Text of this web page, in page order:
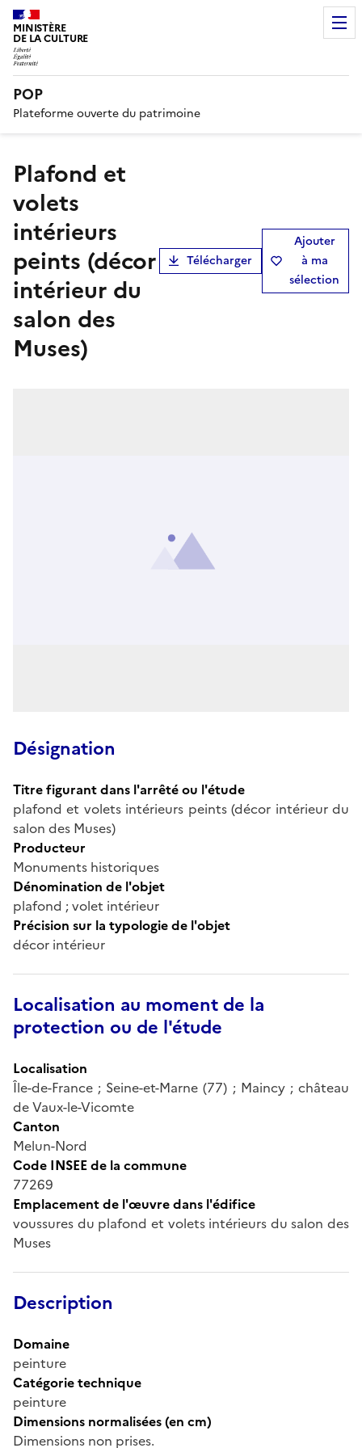
MINISTÈRE
DE LA CULTURE
POP
Plateforme ouverte du patrimoine
plafond et
volets
intérieurs
peints (décor
intérieur du
salon des
Muses)
Télécharger
Ajouter
à ma
sélection
Désignation
Titre figurant dans l'arrêté ou l'étude
plafond et volets intérieurs peints (décor intérieur du
salon des Muses)
Producteur
Monuments historiques
Dénomination de l'objet
plafond ; volet intérieur
Précision sur la typologie de l'objet
décor intérieur
Localisation au moment de la
protection ou de l'étude
Localisation
Île-de-France ; Seine-et-Marne (77) ; Maincy ; château
de Vaux-le-Vicomte
Canton
Melun-Nord
Code INSEE de la commune
77269
Emplacement de l'œuvre dans l'édifice
voussures du plafond et volets intérieurs du salon des
Muses
Description
Domaine
peinture
Catégorie technique
peinture
Dimensions normalisées (en cm)
Dimensions non prises.